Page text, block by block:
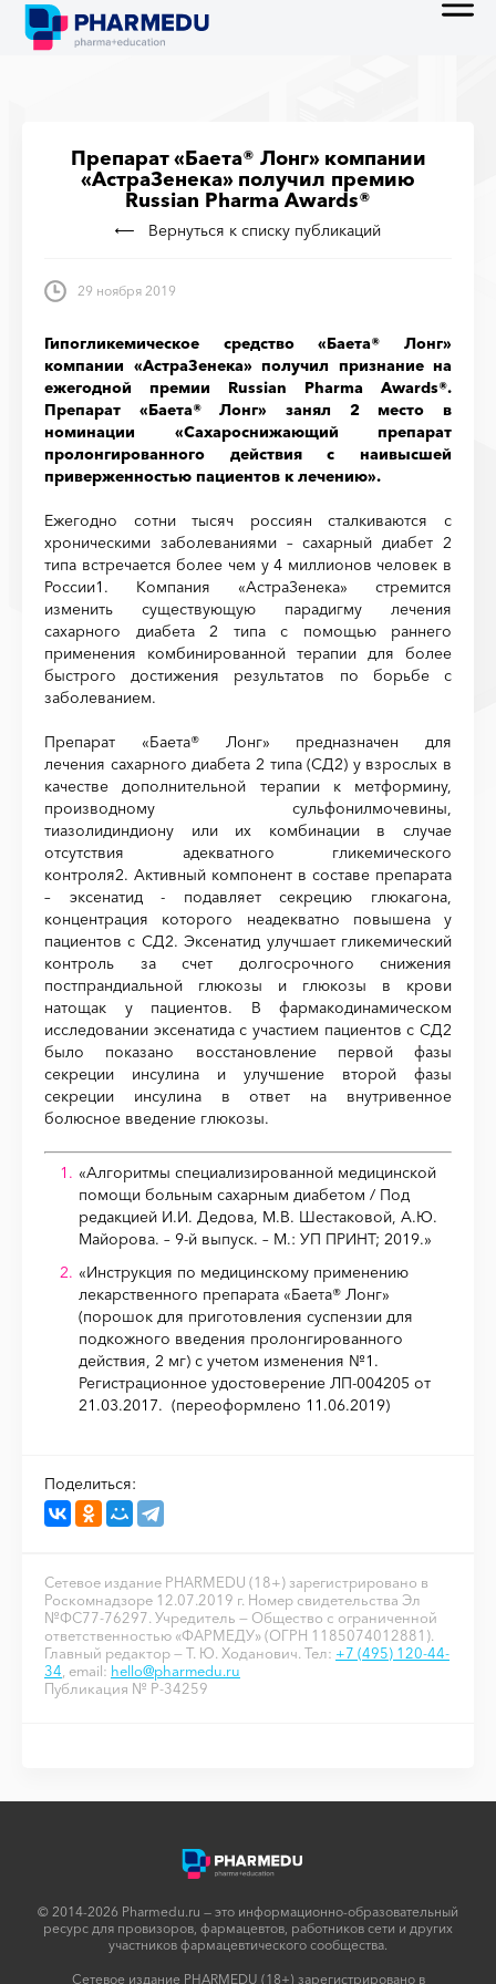
Препарат «Баета® Лонг» компании
«АстраЗенека» получил премию
Russian Pharma Awards®
Вернуться к списку публикаций
29 ноября 2019
Гипогликемическое средство «Баета® Лонг»
компании «АстраЗенека» получил признание на
ежегодной премии Russian Pharma Awards®.
Препарат «Баета® Лонг» занял 2 место в
номинации «Сахароснижающий препарат
пролонгированного действия с наивысшей
приверженностью пациентов к лечению».
Ежегодно сотни тысяч россиян сталкиваются с
хроническими заболеваниями – сахарный диабет 2
типа встречается более чем у 4 миллионов человек в
России1. Компания «АстраЗенека» стремится
изменить существующую парадигму лечения
сахарного диабета 2 типа с помощью раннего
применения комбинированной терапии для более
быстрого достижения результатов по борьбе с
заболеванием.
Препарат «Баета® Лонг» предназначен для
лечения сахарного диабета 2 типа (СД2) у взрослых в
качестве дополнительной терапии к метформину,
производному сульфонилмочевины,
тиазолидиндиону или их комбинации в случае
отсутствия адекватного гликемического
контроля2. Активный компонент в составе препарата
– эксенатид - подавляет секрецию глюкагона,
концентрация которого неадекватно повышена у
пациентов с СД2. Эксенатид улучшает гликемический
контроль за счет долгосрочного снижения
постпрандиальной глюкозы и глюкозы в крови
натощак у пациентов. В фармакодинамическом
исследовании эксенатида с участием пациентов с СД2
было показано восстановление первой фазы
секреции инсулина и улучшение второй фазы
секреции инсулина в ответ на внутривенное
болюсное введение глюкозы.
«Алгоритмы специализированной медицинской
помощи больным сахарным диабетом / Под
редакцией И.И. Дедова, М.В. Шестаковой, А.Ю.
Майорова. – 9-й выпуск. – М.: УП ПРИНТ; 2019.»
«Инструкция по медицинскому применению
лекарственного препарата «Баета® Лонг»
(порошок для приготовления суспензии для
подкожного введения пролонгированного
действия, 2 мг) с учетом изменения №1.
Регистрационное удостоверение ЛП-004205 от
21.03.2017. (переоформлено 11.06.2019)
Поделиться:
Сетевое издание PHARMEDU (18+) зарегистрировано в
Роскомнадзоре 12.07.2019 г. Номер свидетельства Эл
№ФС77-76297. Учредитель — Общество с ограниченной
ответственностью «ФАРМЕДУ» (ОГРН 1185074012881).
Главный редактор — Т. Ю. Ходанович. Тел: +7 (495) 120-44-
34 , email: hello@pharmedu.ru
Публикация № P-34259
© 2014-2026 Pharmedu.ru — это информационно-образовательный
ресурс для провизоров, фармацевтов, работников сети и других
участников фармацевтического сообщества.
Сетевое издание PHARMEDU (18+) зарегистрировано в